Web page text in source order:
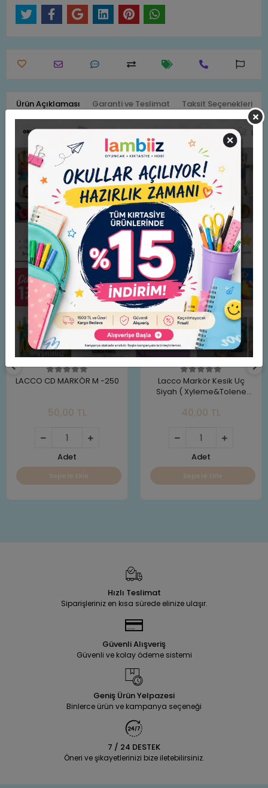
Ürün Açıklaması Garanti ve Teslimat Taksit Seçenekleri
Yorumlar
Panda Harfli Klavuz Abcde Kağıt Tahta 120x56 Cm
Pan783
Benzer Ürünler
LACCO CD MARKÖR M -250
50,00 TL
Adet
Sepete Ekle
Lacco Markör Kesik Uç
Siyah ( Xyleme&Tolene
40,00 TL
Adet
Sepete Ekle
Hızlı Teslimat
Siparişleriniz en kısa sürede elinize ulaşır.
Güvenli Alışveriş
Güvenli ve kolay ödeme sistemi
Geniş Ürün Yelpazesi
Binlerce ürün ve kampanya seçeneği
7 / 24 DESTEK
Öneri ve şikayetlerinizi bize iletebilirsiniz.